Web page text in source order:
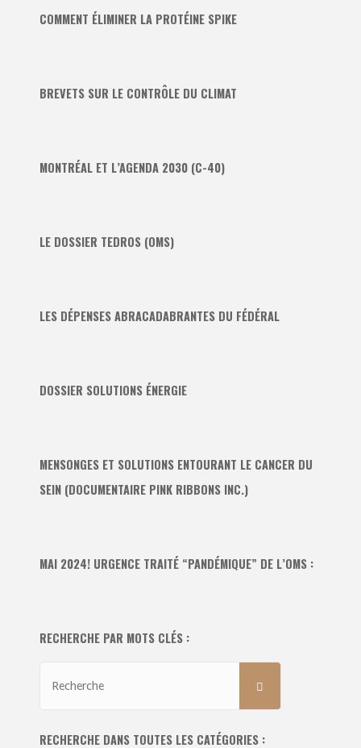
COMMENT ÉLIMINER LA PROTÉINE SPIKE
BREVETS SUR LE CONTRÔLE DU CLIMAT
MONTRÉAL ET L’AGENDA 2030 (C-40)
LE DOSSIER TEDROS (OMS)
LES DÉPENSES ABRACADABRANTES DU FÉDÉRAL
DOSSIER SOLUTIONS ÉNERGIE
MENSONGES ET SOLUTIONS ENTOURANT LE CANCER DU
SEIN (DOCUMENTAIRE PINK RIBBONS INC.)
MAI 2024! URGENCE TRAITÉ “PANDÉMIQUE” DE L’OMS :
RECHERCHE PAR MOTS CLÉS :
RECHERCHE
RECHERCHE DANS TOUTES LES CATÉGORIES :